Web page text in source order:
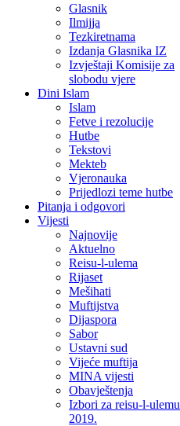
Glasnik
Ilmijja
Tezkiretnama
Izdanja Glasnika IZ
Izvještaji Komisije za
slobodu vjere
Dini Islam
Islam
Fetve i rezolucije
Hutbe
Tekstovi
Mekteb
Vjeronauka
Prijedlozi teme hutbe
Pitanja i odgovori
Vijesti
Najnovije
Aktuelno
Reisu-l-ulema
Rijaset
Mešihati
Muftijstva
Dijaspora
Sabor
Ustavni sud
Vijeće muftija
MINA vijesti
Obavještenja
Izbori za reisu-l-ulemu
2019.